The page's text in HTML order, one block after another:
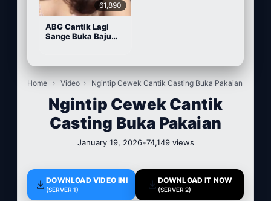
61,890
ABG Cantik Lagi
Sange Buka Baju
Home › Video › Ngintip Cewek Cantik Casting Buka Pakaian
Ngintip Cewek Cantik
Casting Buka Pakaian
January 19, 2026•74,149 views
DOWNLOAD VIDEO INI
(SERVER 1)
DOWNLOAD IT NOW
(SERVER 2)